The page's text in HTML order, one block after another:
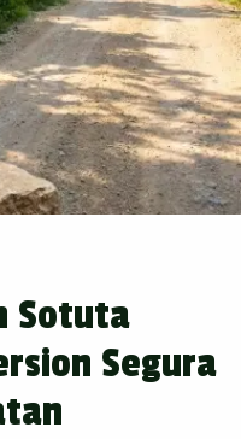
Sotuta
Segura